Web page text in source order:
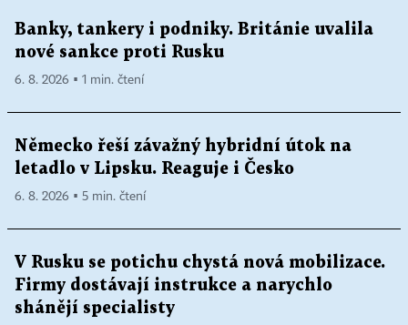
Banky, tankery i podniky. Británie uvalila
nové sankce proti Rusku
6. 8. 2026 ▪ 1 min. čtení
Německo řeší závažný hybridní útok na
letadlo v Lipsku. Reaguje i Česko
6. 8. 2026 ▪ 5 min. čtení
V Rusku se potichu chystá nová mobilizace.
Firmy dostávají instrukce a narychlo
shánějí specialisty